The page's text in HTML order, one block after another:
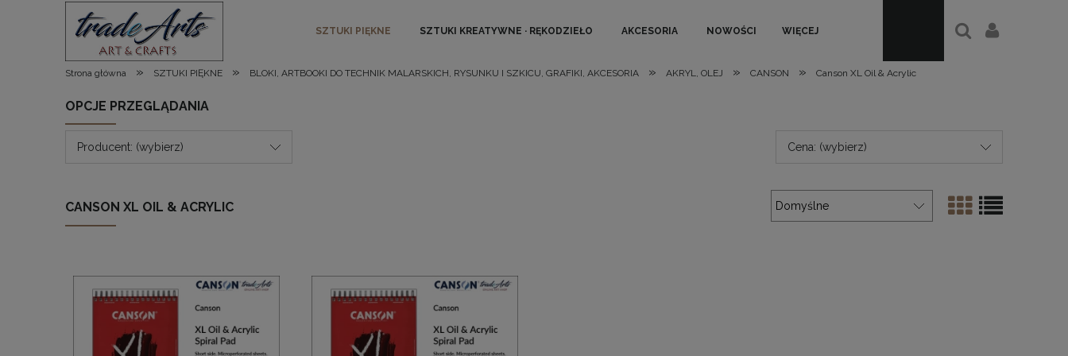
SZTUKI PIĘKNE SZTUKI KREATYWNE · RĘKODZIEŁO AKCESORIA NOWOŚCI WIĘCEJ
Strona główna » SZTUKI PIĘKNE » BLOKI, ARTBOOKI DO TECHNIK MALARSKICH, RYSUNKU I SZKICU, GRAFIKI, AKCESORIA » AKRYL, OLEJ » CANSON » Canson XL Oil & Acrylic
OPCJE PRZEGLĄDANIA
Producent: (wybierz) Cena: (wybierz)
CANSON XL OIL & ACRYLIC